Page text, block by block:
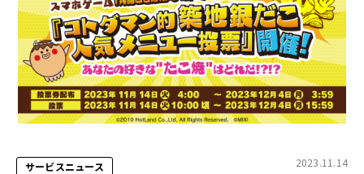
サービスニュース 2023.11.14